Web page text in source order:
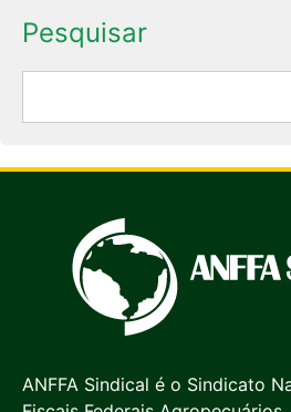
Pesquisar
ANFFA Sindical é o Sindicato